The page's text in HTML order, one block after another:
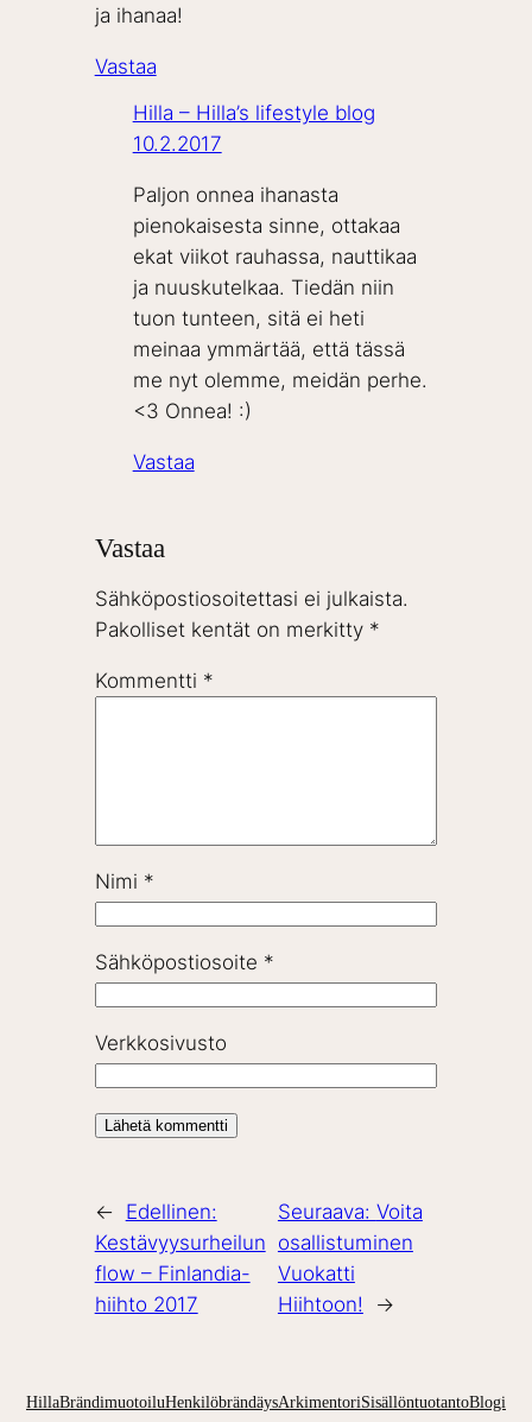
ja ihanaa!
Vastaa
Hilla – Hilla’s lifestyle blog
10.2.2017
Paljon onnea ihanasta
pienokaisesta sinne, ottakaa
ekat viikot rauhassa, nauttikaa
ja nuuskutelkaa. Tiedän niin
tuon tunteen, sitä ei heti
meinaa ymmärtää, että tässä
me nyt olemme, meidän perhe.
<3 Onnea! :)
Vastaa
Vastaa
Sähköpostiosoitettasi ei julkaista.
Pakolliset kentät on merkitty *
Kommentti *
Nimi *
Sähköpostiosoite *
Verkkosivusto
←
Edellinen:
Kestävyysurheilun
flow – Finlandia-
hiihto 2017
Seuraava: Voita
osallistuminen
Vuokatti
Hiihtoon!
→
HillaBrändimuotoiluHenkilöbrändäysArkimentoriSisällöntuotantoBlogi